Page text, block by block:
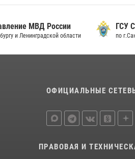
МВД России
и Ленинградской области
ГСУ
по
ОФИЦИАЛЬНЫЕ
ПРАВОВАЯ И